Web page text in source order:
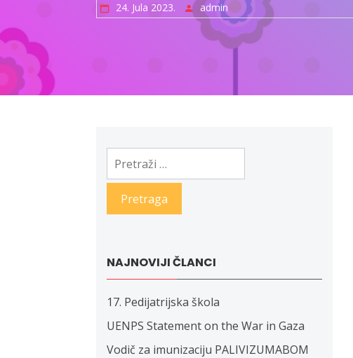
24. Jula 2023. admin
Pretraga:
NAJNOVIJI ČLANCI
17. Pedijatrijska škola
UENPS Statement on the War in Gaza
Vodič za imunizaciju PALIVIZUMABOM